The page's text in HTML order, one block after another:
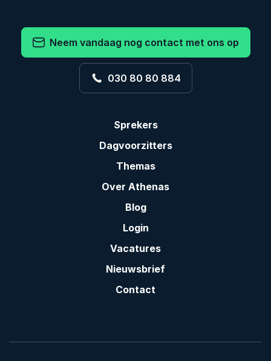
Neem vandaag nog contact met ons op
030 80 80 884
Sprekers
Dagvoorzitters
Themas
Over Athenas
Blog
Login
Vacatures
Nieuwsbrief
Contact